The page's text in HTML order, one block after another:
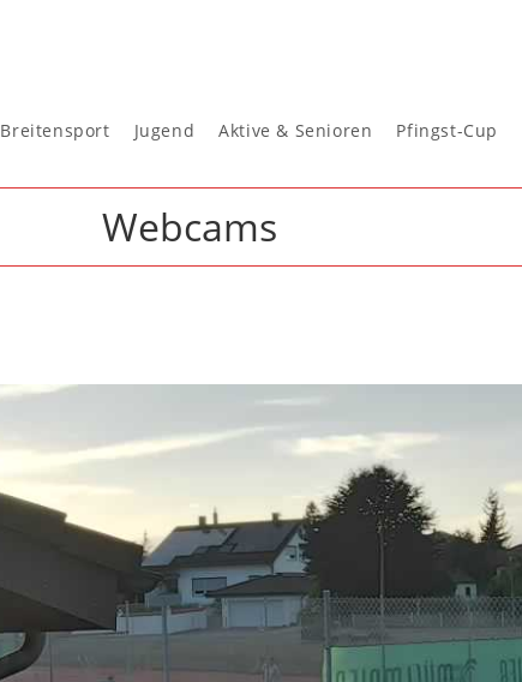
Breitensport Jugend Aktive & Senioren Pfingst-Cup
Webcams